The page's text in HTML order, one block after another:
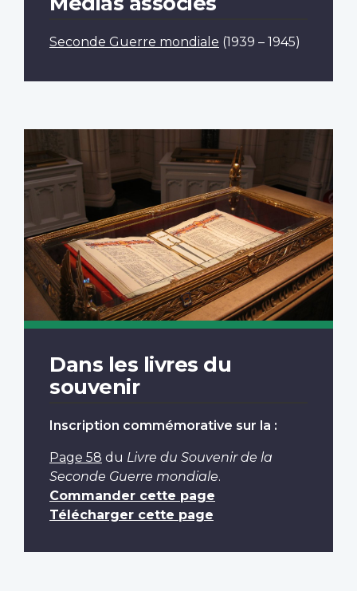
Seconde Guerre mondiale (1939 – 1945)
Dans les livres du
souvenir
Inscription commémorative sur la :
Page 58 du Livre du Souvenir de la
Seconde Guerre mondiale.
Commander cette page
Télécharger cette page